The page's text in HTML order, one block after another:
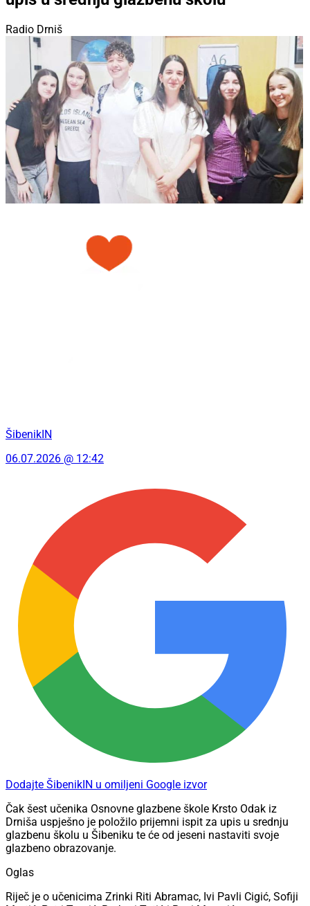
Radio Drniš
ŠibenikIN
06.07.2026 @ 12:42
Dodajte ŠibenikIN u omiljeni Google izvor
Čak šest učenika Osnovne glazbene škole Krsto Odak iz
Drniša uspješno je položilo prijemni ispit za upis u srednju
glazbenu školu u Šibeniku te će od jeseni nastaviti svoje
glazbeno obrazovanje.
Oglas
Riječ je o učenicima Zrinki Riti Abramac, Ivi Pavli Cigić, Sofiji